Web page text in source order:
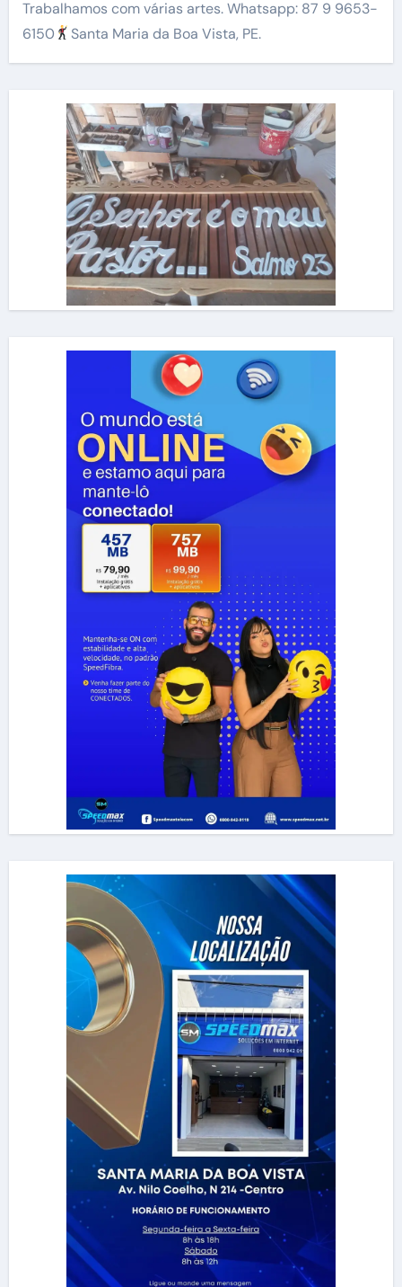
Trabalhamos com várias artes. Whatsapp: 87 9 9653-
6150
Santa Maria da Boa Vista, PE.